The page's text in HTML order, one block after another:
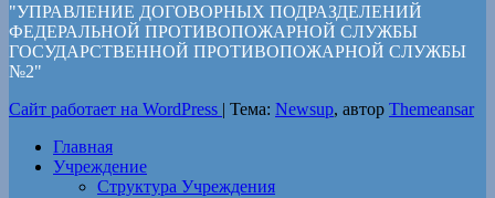
"УПРАВЛЕНИЕ ДОГОВОРНЫХ ПОДРАЗДЕЛЕНИЙ
ФЕДЕРАЛЬНОЙ ПРОТИВОПОЖАРНОЙ СЛУЖБЫ
ГОСУДАРСТВЕННОЙ ПРОТИВОПОЖАРНОЙ СЛУЖБЫ
№2"
Сайт работает на WordPress | Тема: Newsup, автор Themeansar
Главная
Учреждение
Структура Учреждения